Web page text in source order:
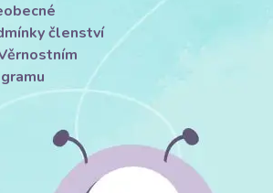
členství